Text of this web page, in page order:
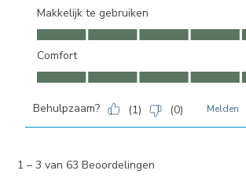
Makkelijk te gebruiken
Makkelijk te gebruiken, 5.0 van 5
Comfort
Comfort, 5.0 van 5
Behulpzaam? (1) (0) Melden
1 – 3 van 63 Beoordelingen